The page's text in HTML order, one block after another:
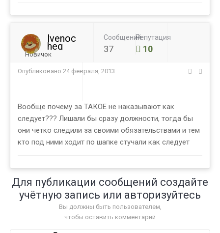
lvenoc
heg
Новичок
Сообщений
37
Репутация
10
Опубликовано 24 февраля, 2013
Вообще почему за ТАКОЕ не наказывают как
следует??? Лишали бы сразу должности, тогда бы
они четко следили за своими обязательствами и тем
кто под ними ходит по шапке стучали как следует
Для публикации сообщений создайте
учётную запись или авторизуйтесь
Вы должны быть пользователем,
чтобы оставить комментарий